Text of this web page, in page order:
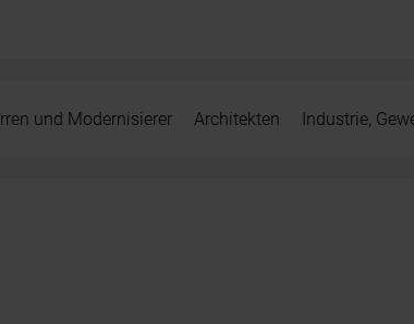
und Modernisierer Architekten Industrie,